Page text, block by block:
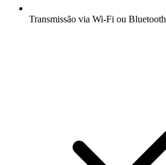
Transmissão via Wi-Fi ou Bluetooth